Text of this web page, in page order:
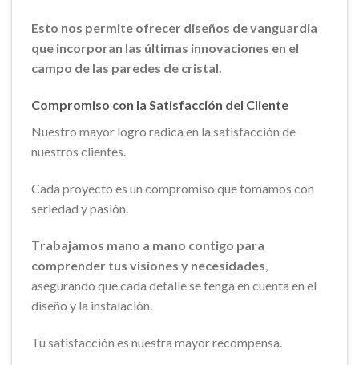
Esto nos permite ofrecer diseños de vanguardia
que incorporan las últimas innovaciones en el
campo de las paredes de cristal.
Compromiso con la Satisfacción del Cliente
Nuestro mayor logro radica en la satisfacción de
nuestros clientes.
Cada proyecto es un compromiso que tomamos con
seriedad y pasión.
Trabajamos mano a mano contigo para
comprender tus visiones y necesidades
asegurando que cada detalle se tenga en cuenta en el
diseño y la instalación.
Tu satisfacción es nuestra mayor recompensa.